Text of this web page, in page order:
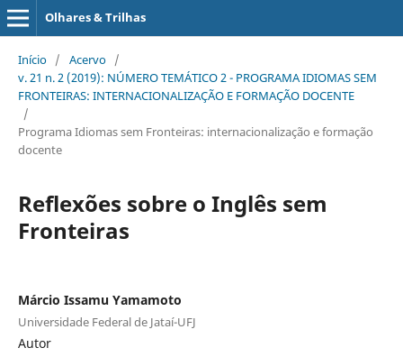
Olhares & Trilhas
Início / Acervo /
v. 21 n. 2 (2019): NÚMERO TEMÁTICO 2 - PROGRAMA IDIOMAS SEM
FRONTEIRAS: INTERNACIONALIZAÇÃO E FORMAÇÃO DOCENTE
/
Programa Idiomas sem Fronteiras: internacionalização e formação
docente
Reflexões sobre o Inglês sem
Fronteiras
Márcio Issamu Yamamoto
Universidade Federal de Jataí-UFJ
Autor